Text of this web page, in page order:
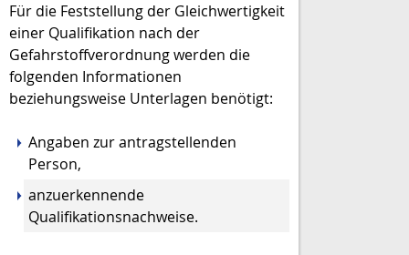
Für die Feststellung der Gleichwertigkeit
einer Qualifikation nach der
Gefahrstoffverordnung werden die
folgenden Informationen
beziehungsweise Unterlagen benötigt:
Angaben zur antragstellenden
Person,
anzuerkennende
Qualifikationsnachweise.